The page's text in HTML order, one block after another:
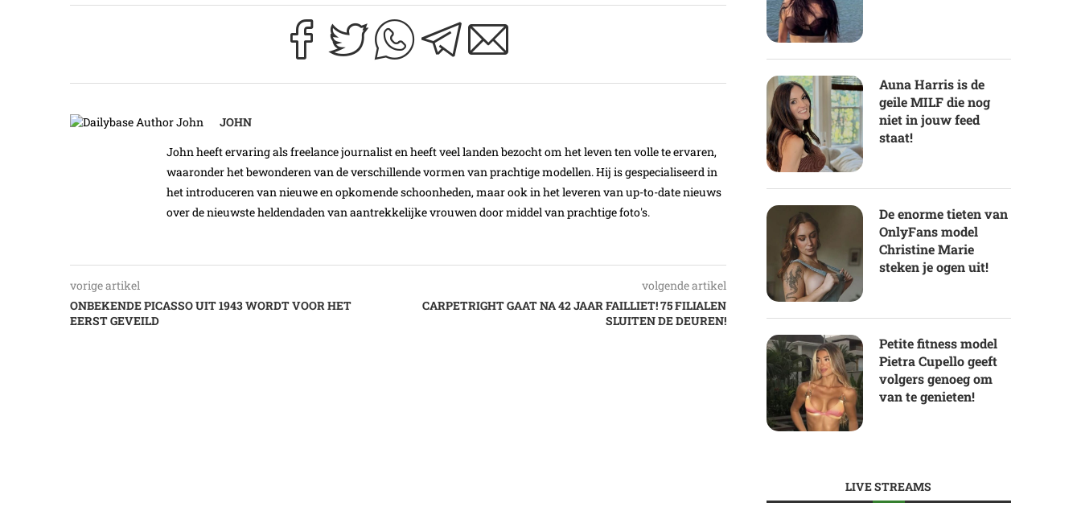
JOHN
John heeft ervaring als freelance journalist en heeft veel landen bezocht om het leven ten volle te ervaren,
waaronder het bewonderen van de verschillende vormen van prachtige modellen. Hij is gespecialiseerd in
het introduceren van nieuwe en opkomende schoonheden, maar ook in het leveren van up-to-date nieuws
over de nieuwste heldendaden van aantrekkelijke vrouwen door middel van prachtige foto's.
vorige artikel
ONBEKENDE PICASSO UIT 1943 WORDT VOOR HET
EERST GEVEILD
volgende artikel
CARPETRIGHT GAAT NA 42 JAAR FAILLIET! 75 FILIALEN
SLUITEN DE DEUREN!
Auna Harris is de
geile MILF die nog
niet in jouw feed
staat!
De enorme tieten van
OnlyFans model
Christine Marie
steken je ogen uit!
Petite fitness model
Pietra Cupello geeft
volgers genoeg om
van te genieten!
LIVE STREAMS